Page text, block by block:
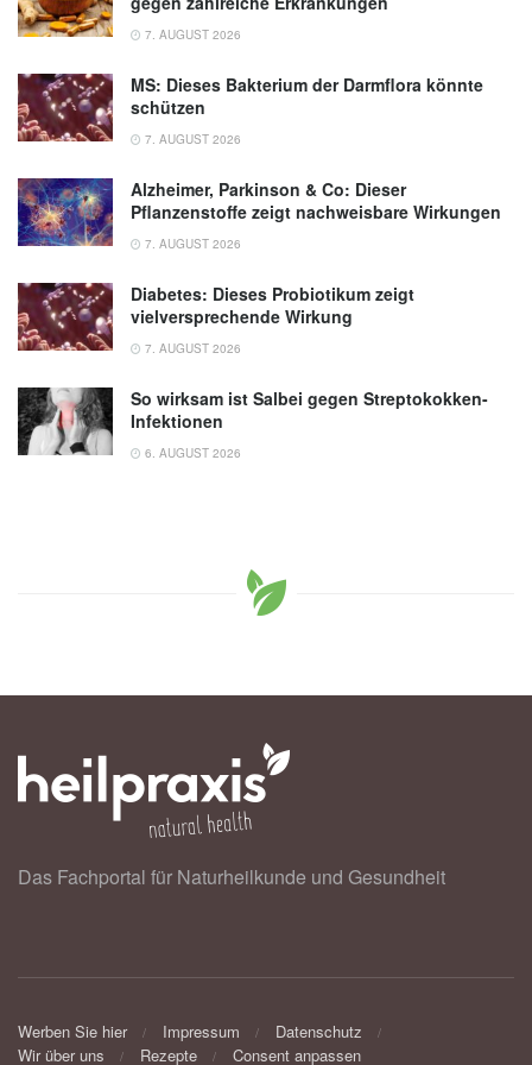
7. AUGUST 2026
MS: Dieses Bakterium der Darmflora könnte
schützen
7. AUGUST 2026
Alzheimer, Parkinson & Co: Dieser
Pflanzenstoffe zeigt nachweisbare Wirkungen
7. AUGUST 2026
Diabetes: Dieses Probiotikum zeigt
vielversprechende Wirkung
7. AUGUST 2026
So wirksam ist Salbei gegen Streptokokken-
Infektionen
6. AUGUST 2026
Das Fachportal für Naturheilkunde und Gesundheit
Werben Sie hier Impressum
Datenschutz
Wir über uns
Rezepte Consent anpassen